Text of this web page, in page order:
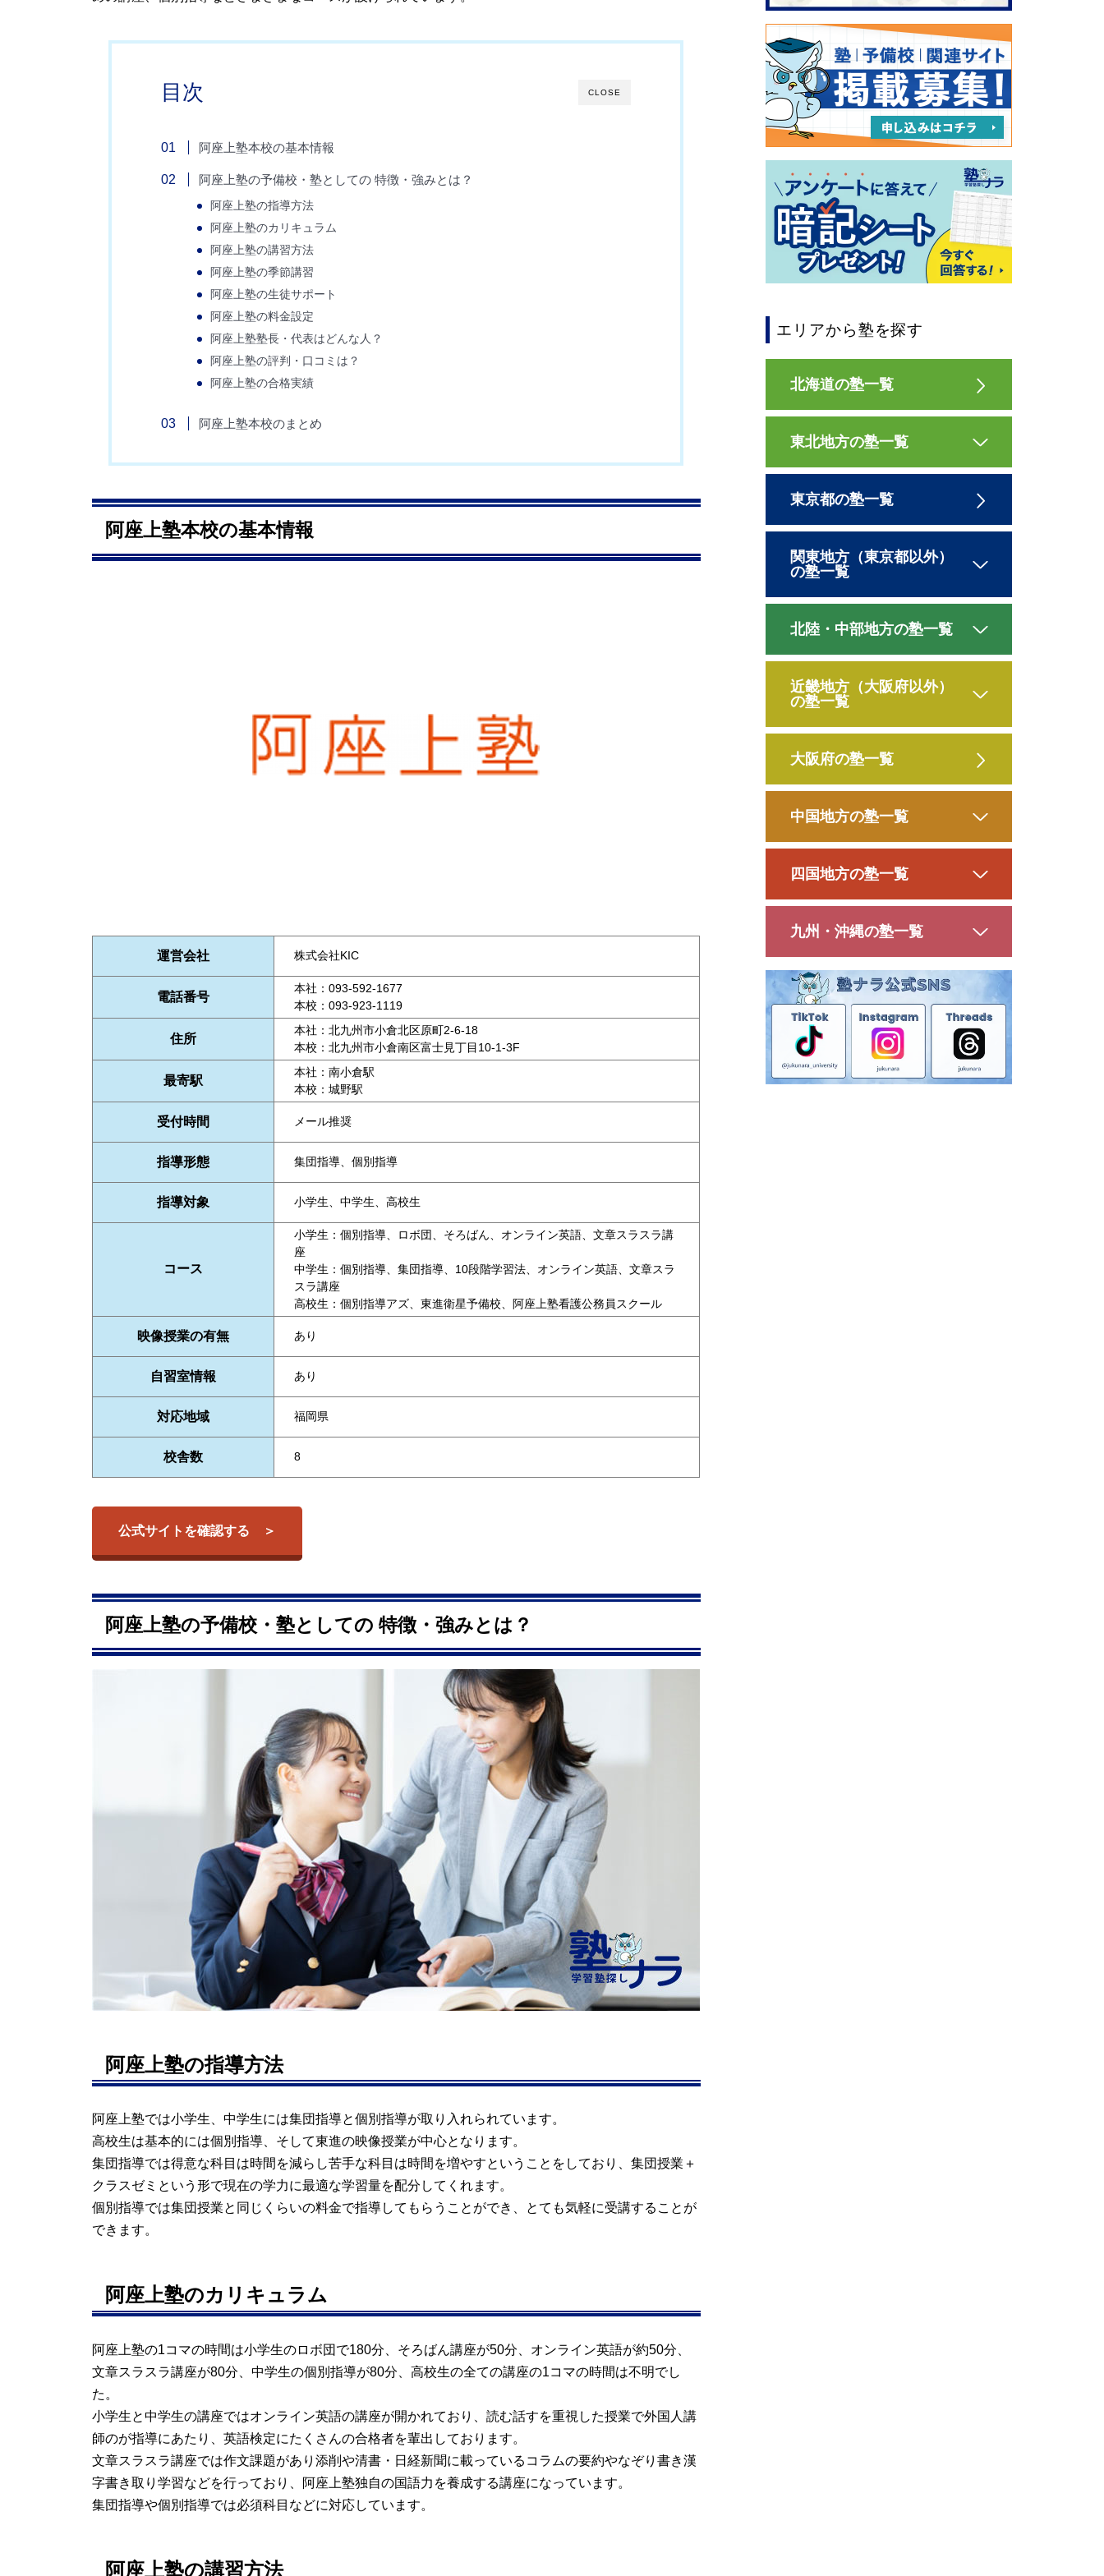
CLOSE
目次
阿座上塾本校の基本情報
阿座上塾の予備校・塾としての 特徴・強みとは？
阿座上塾の指導方法
阿座上塾のカリキュラム
阿座上塾の講習方法
阿座上塾の季節講習
阿座上塾の生徒サポート
阿座上塾の料金設定
阿座上塾塾長・代表はどんな人？
阿座上塾の評判・口コミは？
阿座上塾の合格実績
阿座上塾本校のまとめ
阿座上塾本校の基本情報
運営会社 株式会社KIC
電話番号
本社：093-592-1677
本校：093-923-1119
住所
本社：北九州市小倉北区原町2-6-18
本校：北九州市小倉南区富士見丁目10-1-3F
最寄駅
本社：南小倉駅
本校：城野駅
受付時間 メール推奨
指導形態 集団指導、個別指導
指導対象 小学生、中学生、高校生
コース
小学生：個別指導、ロボ団、そろばん、オンライン英語、文章スラスラ講
座
中学生：個別指導、集団指導、10段階学習法、オンライン英語、文章スラ
スラ講座
高校生：個別指導アズ、東進衛星予備校、阿座上塾看護公務員スクール
映像授業の有無 あり
自習室情報 あり
対応地域 福岡県
校舎数 8
公式サイトを確認する
阿座上塾の予備校・塾としての 特徴・強みとは？
阿座上塾の指導方法
阿座上塾では小学生、中学生には集団指導と個別指導が取り入れられています。
高校生は基本的には個別指導、そして東進の映像授業が中心となります。
集団指導では得意な科目は時間を減らし苦手な科目は時間を増やすということをしており、集団授業＋
クラスゼミという形で現在の学力に最適な学習量を配分してくれます。
個別指導では集団授業と同じくらいの料金で指導してもらうことができ、とても気軽に受講することが
できます。
阿座上塾のカリキュラム
阿座上塾の1コマの時間は小学生のロボ団で180分、そろばん講座が50分、オンライン英語が約50分、
文章スラスラ講座が80分、中学生の個別指導が80分、高校生の全ての講座の1コマの時間は不明でし
た。
小学生と中学生の講座ではオンライン英語の講座が開かれており、読む話すを重視した授業で外国人講
師のが指導にあたり、英語検定にたくさんの合格者を輩出しております。
文章スラスラ講座では作文課題があり添削や清書・日経新聞に載っているコラムの要約やなぞり書き漢
字書き取り学習などを行っており、阿座上塾独自の国語力を養成する講座になっています。
集団指導や個別指導では必須科目などに対応しています。
阿座上塾の講習方法
エリアから塾を探す
北海道の塾一覧
東北地方の塾一覧
東京都の塾一覧
関東地方（東京都以外）
の塾一覧
北陸・中部地方の塾一覧
近畿地方（大阪府以外）
の塾一覧
大阪府の塾一覧
中国地方の塾一覧
四国地方の塾一覧
九州・沖縄の塾一覧